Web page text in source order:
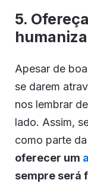
5.
Apesar de
se darem
nos lembrar
lado. Assim,
como parte
oferecer um
sempre será